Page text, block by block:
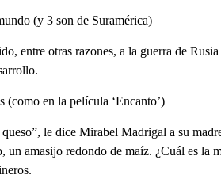
(y 3 son de Suramérica)
entre otras razones, a la guerra de
(como en la película ‘Encanto’)
le dice Mirabel Madrigal a su
un amasijo redondo de maíz. ¿Cuál es la